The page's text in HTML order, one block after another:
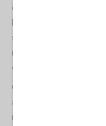
della Seta, e questo vale
stanno godendo di una
monopolio marittimo
è diventato privo di
Quando si tratta del
abbiamo superato
ricorrere a ulteriori